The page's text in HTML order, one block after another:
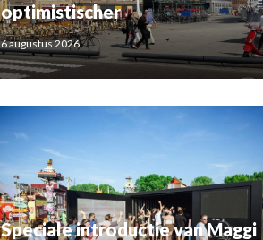
optimistischer
6 augustus 2026
Speciale introductie van Maggi